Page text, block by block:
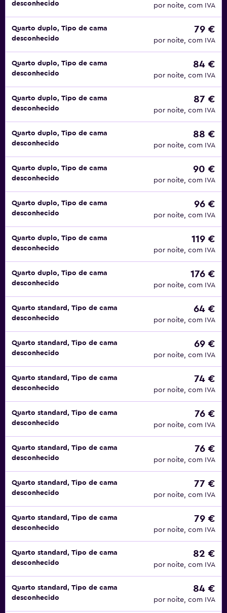
desconhecido por noite, com IVA
Quarto duplo, Tipo de cama
desconhecido
79 €
por noite, com IVA
Quarto duplo, Tipo de cama
desconhecido
84 €
por noite, com IVA
Quarto duplo, Tipo de cama
desconhecido
87 €
por noite, com IVA
Quarto duplo, Tipo de cama
desconhecido
88 €
por noite, com IVA
Quarto duplo, Tipo de cama
desconhecido
90 €
por noite, com IVA
Quarto duplo, Tipo de cama
desconhecido
96 €
por noite, com IVA
Quarto duplo, Tipo de cama
desconhecido
119 €
por noite, com IVA
Quarto duplo, Tipo de cama
desconhecido
176 €
por noite, com IVA
Quarto standard, Tipo de cama
desconhecido
64 €
por noite, com IVA
Quarto standard, Tipo de cama
desconhecido
69 €
por noite, com IVA
Quarto standard, Tipo de cama
desconhecido
74 €
por noite, com IVA
Quarto standard, Tipo de cama
desconhecido
76 €
por noite, com IVA
Quarto standard, Tipo de cama
desconhecido
76 €
por noite, com IVA
Quarto standard, Tipo de cama
desconhecido
77 €
por noite, com IVA
Quarto standard, Tipo de cama
desconhecido
79 €
por noite, com IVA
Quarto standard, Tipo de cama
desconhecido
82 €
por noite, com IVA
Quarto standard, Tipo de cama
desconhecido
84 €
por noite, com IVA